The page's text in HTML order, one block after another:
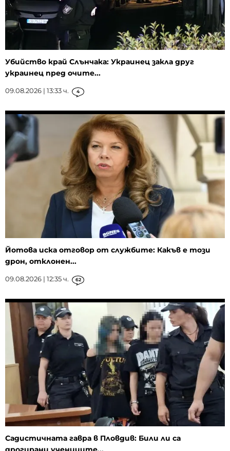
Убийство край Слънчака: Украинец закла друг
украинец пред очите...
09.08.2026 | 13:33 ч. 4
Йотова иска отговор от службите: Какъв е този
дрон, отклонен...
09.08.2026 | 12:35 ч. 62
Садистичната гавра в Пловдив: Били ли са